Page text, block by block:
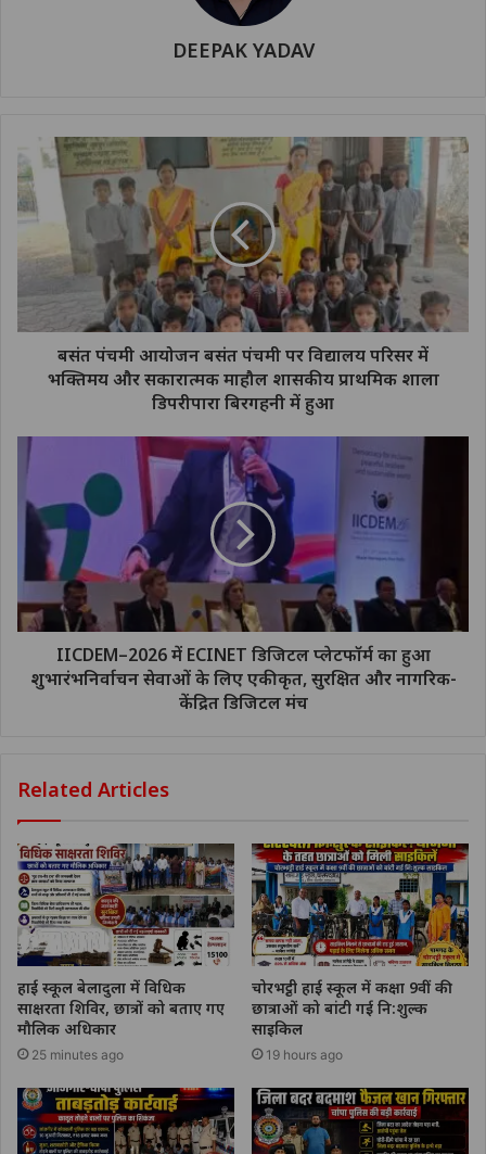
DEEPAK YADAV
बसंत पंचमी आयोजन बसंत पंचमी पर विद्यालय परिसर में
भक्तिमय और सकारात्मक माहौल शासकीय प्राथमिक शाला
डिपरीपारा बिरगहनी में हुआ
IICDEM–2026 में ECINET डिजिटल प्लेटफॉर्म का हुआ
शुभारंभनिर्वाचन सेवाओं के लिए एकीकृत, सुरक्षित और नागरिक-
केंद्रित डिजिटल मंच
Related Articles
हाई स्कूल बेलादुला में विधिक
साक्षरता शिविर, छात्रों को बताए गए
मौलिक अधिकार
25 minutes ago
चोरभट्ठी हाई स्कूल में कक्षा 9वीं की
छात्राओं को बांटी गई नि:शुल्क
साइकिल
19 hours ago